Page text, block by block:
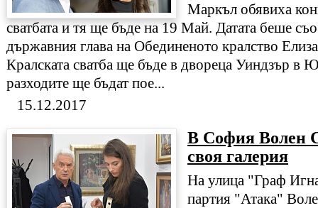
Маркъл обявиха
сватбата и тя ще бъде на 19 Май. Датата беше
държавния глава на Обединеното кралство
Кралската сватба ще бъде в двореца Уиндзър в
разходите ще бъдат пое...
15.12.2017
В София Волен
своя галерия
На улица "Граф
партия "Атака"